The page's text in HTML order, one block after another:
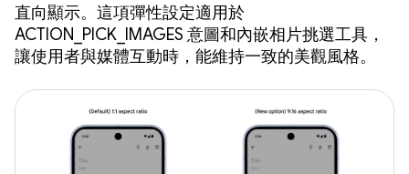
直向顯示。這項彈性設定適用於
ACTION_PICK_IMAGES 意圖和內嵌相片挑選工具，
讓使用者與媒體互動時，能維持一致的美觀風格。